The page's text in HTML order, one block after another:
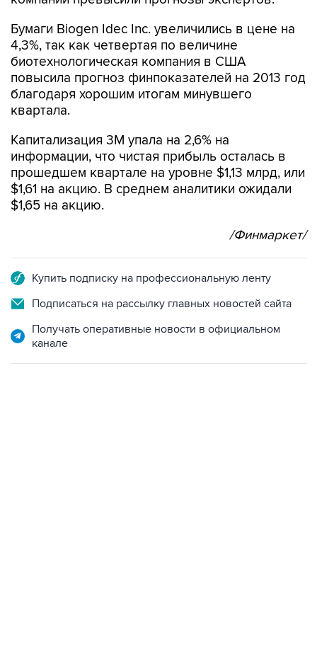
Бумаги Biogen Idec Inc. увеличились в цене на
4,3%, так как четвертая по величине
биотехнологическая компания в США
повысила прогноз финпоказателей на 2013 год
благодаря хорошим итогам минувшего
квартала.
Капитализация 3M упала на 2,6% на
информации, что чистая прибыль осталась в
прошедшем квартале на уровне $1,13 млрд, или
$1,61 на акцию. В среднем аналитики ожидали
$1,65 на акцию.
/Финмаркет/
Купить подписку на профессиональную ленту
Подписаться на рассылку главных новостей сайта
Получать оперативные новости в официальном
канале